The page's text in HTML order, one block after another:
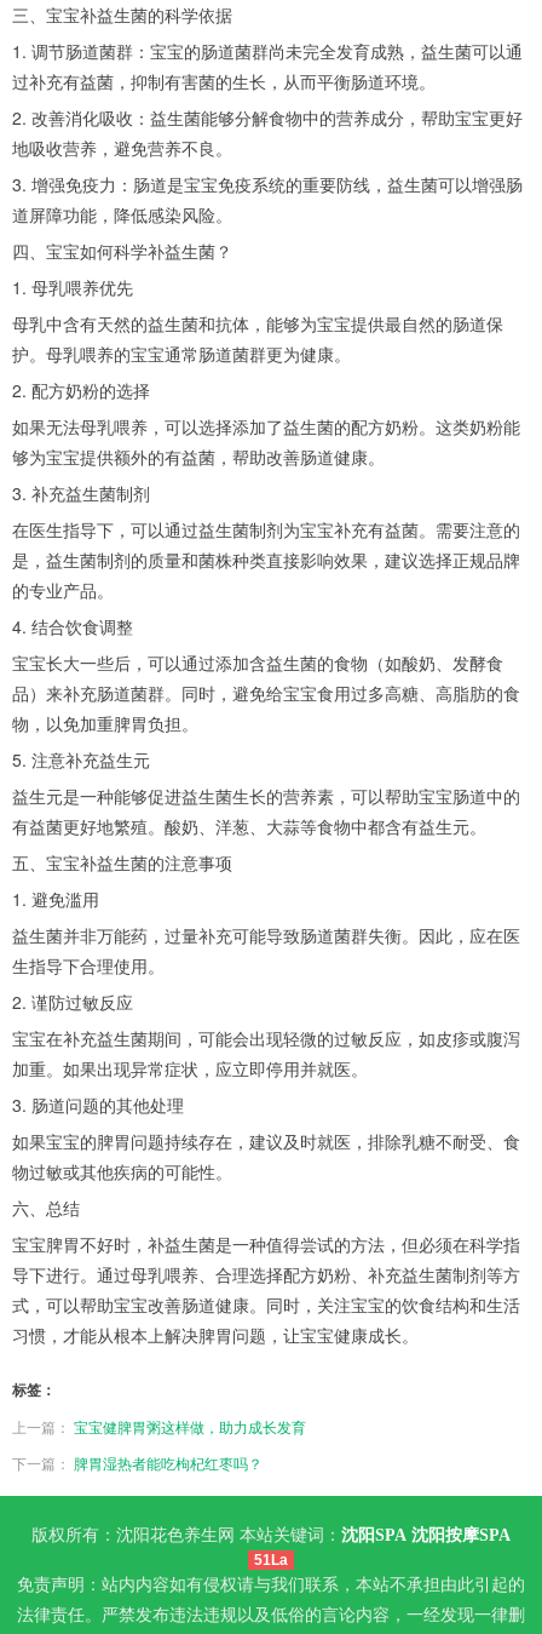
三、宝宝补益生菌的科学依据
1. 调节肠道菌群：宝宝的肠道菌群尚未完全发育成熟，益生菌可以通
过补充有益菌，抑制有害菌的生长，从而平衡肠道环境。
2. 改善消化吸收：益生菌能够分解食物中的营养成分，帮助宝宝更好
地吸收营养，避免营养不良。
3. 增强免疫力：肠道是宝宝免疫系统的重要防线，益生菌可以增强肠
道屏障功能，降低感染风险。
四、宝宝如何科学补益生菌？
1. 母乳喂养优先
母乳中含有天然的益生菌和抗体，能够为宝宝提供最自然的肠道保
护。母乳喂养的宝宝通常肠道菌群更为健康。
2. 配方奶粉的选择
如果无法母乳喂养，可以选择添加了益生菌的配方奶粉。这类奶粉能
够为宝宝提供额外的有益菌，帮助改善肠道健康。
3. 补充益生菌制剂
在医生指导下，可以通过益生菌制剂为宝宝补充有益菌。需要注意的
是，益生菌制剂的质量和菌株种类直接影响效果，建议选择正规品牌
的专业产品。
4. 结合饮食调整
宝宝长大一些后，可以通过添加含益生菌的食物（如酸奶、发酵食
品）来补充肠道菌群。同时，避免给宝宝食用过多高糖、高脂肪的食
物，以免加重脾胃负担。
5. 注意补充益生元
益生元是一种能够促进益生菌生长的营养素，可以帮助宝宝肠道中的
有益菌更好地繁殖。酸奶、洋葱、大蒜等食物中都含有益生元。
五、宝宝补益生菌的注意事项
1. 避免滥用
益生菌并非万能药，过量补充可能导致肠道菌群失衡。因此，应在医
生指导下合理使用。
2. 谨防过敏反应
宝宝在补充益生菌期间，可能会出现轻微的过敏反应，如皮疹或腹泻
加重。如果出现异常症状，应立即停用并就医。
3. 肠道问题的其他处理
如果宝宝的脾胃问题持续存在，建议及时就医，排除乳糖不耐受、食
物过敏或其他疾病的可能性。
六、总结
宝宝脾胃不好时，补益生菌是一种值得尝试的方法，但必须在科学指
导下进行。通过母乳喂养、合理选择配方奶粉、补充益生菌制剂等方
式，可以帮助宝宝改善肠道健康。同时，关注宝宝的饮食结构和生活
习惯，才能从根本上解决脾胃问题，让宝宝健康成长。
标签：
上一篇： 宝宝健脾胃粥这样做，助力成长发育
下一篇： 脾胃湿热者能吃枸杞红枣吗？
版权所有：沈阳花色养生网 本站关键词： 沈阳SPA 沈阳按摩SPA
51La
免责声明：站内内容如有侵权请与我们联系，本站不承担由此引起的
法律责任。严禁发布违法违规以及低俗的言论内容，一经发现一律删